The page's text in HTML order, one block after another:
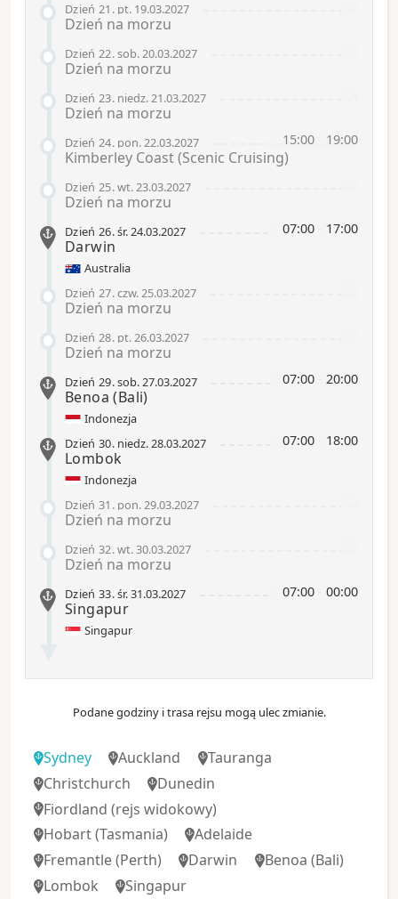
Dzień 21 . pt.19.03.2027
Dzień na morzu
Dzień 22.sob.20.03.2027
Dzień na morzu
Dzień 23. niedz.21.03.2027
Dzień na morzu
15:00 19:00
Dzień 24. pon.22.03.2027
Kimberley Coast (Scenic Cruising)
Dzień 25.wt.23.03.2027
Dzień na morzu
07:00 17:00
Dzień 26.śr.24.03.2027
Darwin
Australia
Dzień 27.czw.25.03.2027
Dzień na morzu
Dzień 28. pt.26.03.2027
Dzień na morzu
07:00 20:00
Dzień 29.sob.27.03.2027
Benoa(Bali)
Indonezja
07:00 18:00
Dzień 30. niedz.28.03.2027
Lombok
Indonezja
Dzień 31 . pon.29.03.2027
Dzień na morzu
Dzień 32.wt.30.03.2027
Dzień na morzu
07:00 00:00
Dzień 33.śr.31.03.2027
Singapur
Singapur
Podane godziny i trasa rejsu mogą ulec zmianie.
Sydney Auckland
Tauranga
Christchurch
Dunedin
Fiordland (rejs widokowy)
Hobart(Tasmania)
Adelaide
Fremantle(Perth) Darwin Benoa (Bali)
Lombok
Singapur